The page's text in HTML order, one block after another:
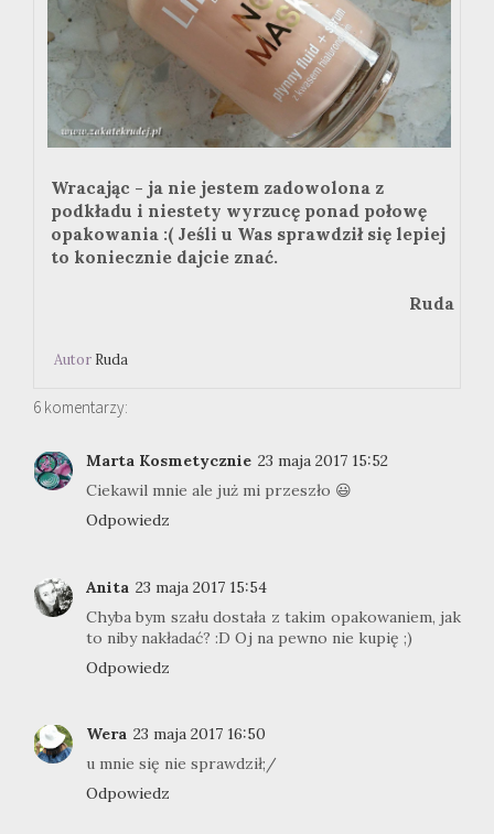
Wracając - ja nie jestem zadowolona z
podkładu i niestety wyrzucę ponad połowę
opakowania :( Jeśli u Was sprawdził się lepiej
to koniecznie dajcie znać.
Ruda
Autor Ruda
6 komentarzy:
Marta Kosmetycznie 23 maja 2017 15:52
Ciekawil mnie ale już mi przeszło 😃
Odpowiedz
Anita 23 maja 2017 15:54
Chyba bym szału dostała z takim opakowaniem, jak
to niby nakładać? :D Oj na pewno nie kupię ;)
Odpowiedz
Wera 23 maja 2017 16:50
u mnie się nie sprawdził;/
Odpowiedz